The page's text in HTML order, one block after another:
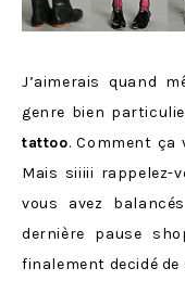
J’aimerais quand
genre bien
tattoo. Comment ça
Mais siiiii rappelez-
vous avez
dernière pause
finalement decidé